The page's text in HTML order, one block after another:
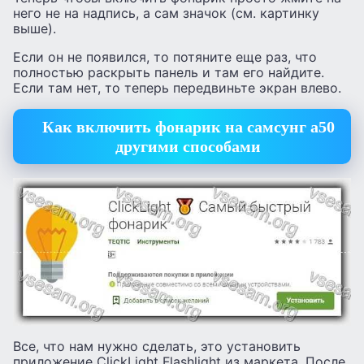
него не на надпись, а сам значок (см. картинку
выше).
Если он не появился, то потяните еще раз, что
полностью раскрыть панель и там его найдите.
Если там нет, то теперь передвиньте экран влево.
Как включить фонарик на самсунг а50
другими способами
Все, что нам нужно сделать, это установить